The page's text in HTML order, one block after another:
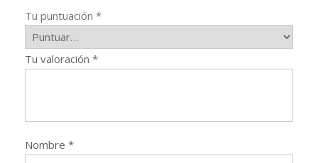
Tu puntuación *
Tu valoración *
Nombre *